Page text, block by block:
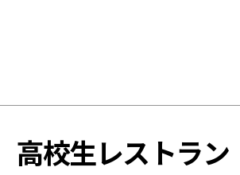
高校生レストラ